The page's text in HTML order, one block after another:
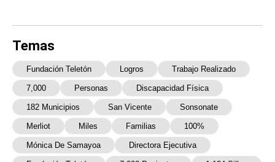
Temas
Fundación Teletón Logros Trabajo Realizado
7,000 Personas Discapacidad Física
182 Municipios San Vicente Sonsonate
Merliot Miles Familias 100%
Mónica De Samayoa Directora Ejecutiva